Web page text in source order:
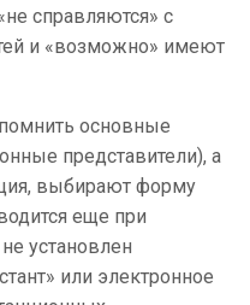
справляются» с
и «возможно» имеют
основные
представители), а
выбирают форму
еще при
установлен
или электронное